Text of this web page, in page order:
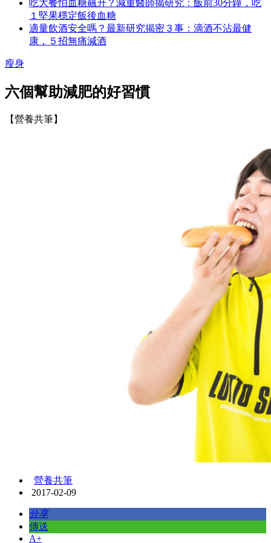
吃大餐怕血糖飆升？減重醫師揭研究：飯前30分鐘，吃
１堅果穩定飯後血糖
適量飲酒安全嗎？最新研究揭密３事：滴酒不沾最健
康，５招無痛減酒
瘦身
六個幫助減肥的好習慣
【營養共筆】
營養共筆
2017-02-09
分享
傳送
A+